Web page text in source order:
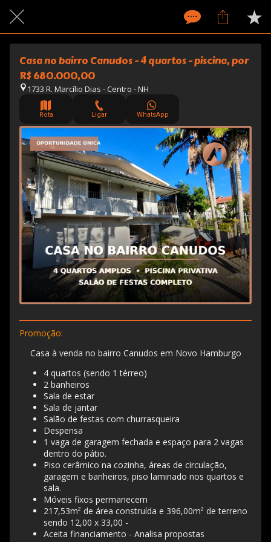
Casa no bairro Canudos - 4 quartos - piscina, por
R$ 680.000,00
1733 R. Marcílio Dias - Centro - NH
Rota Ligar WhatsApp
Promoção:
Casa à venda no bairro Canudos em Novo Hamburgo
4 quartos (sendo 1 térreo)
2 banheiros
Sala de estar
Sala de jantar
Salão de festas com churrasqueira
Despensa
1 vaga de garagem fechada e espaço para 2 vagas
dentro do pátio.
Piso cerâmico na cozinha, áreas de circulação,
garagem e banheiros, piso laminado nos quartos e
sala.
Móveis fixos permanecem
217,53m² de área construída e 396,00m² de terreno
sendo 12,00 x 33,00 -
Aceita financiamento - Analisa propostas